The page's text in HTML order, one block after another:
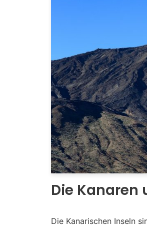
Die Kanaren
Die Kanarischen Inseln